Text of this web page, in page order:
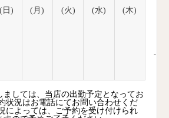
(日) (月) (火) (水)
-
(木)
ましては、当店の出勤予定となってお
状況はお電話にてお問い合わせくだ
によっては、ご予約を受け付けられ